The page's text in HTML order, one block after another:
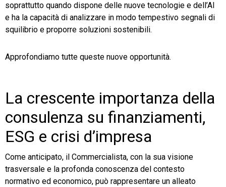
soprattutto quando dispone delle nuove tecnologie e dell’AI
e ha la capacità di analizzare in modo tempestivo segnali di
squilibrio e proporre soluzioni sostenibili.
Approfondiamo tutte queste nuove opportunità.
La crescente importanza della
consulenza su finanziamenti,
ESG e crisi d’impresa
Come anticipato, il Commercialista, con la sua visione
trasversale e la profonda conoscenza del contesto
normativo ed economico, può rappresentare un alleato